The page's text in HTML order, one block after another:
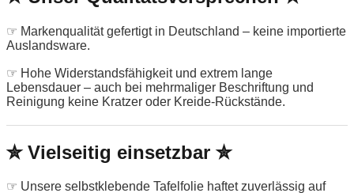
☞ Markenqualität gefertigt in Deutschland – keine importierte
Auslandsware.
☞ Hohe Widerstandsfähigkeit und extrem lange
Lebensdauer – auch bei mehrmaliger Beschriftung und
Reinigung keine Kratzer oder Kreide-Rückstände.
✮ Vielseitig einsetzbar ✮
☞ Unsere selbstklebende Tafelfolie haftet zuverlässig auf